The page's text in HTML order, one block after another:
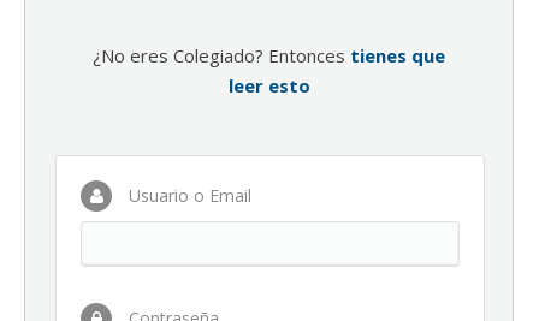
¿No eres Colegiado? Entonces tienes que
leer esto
Usuario o Email